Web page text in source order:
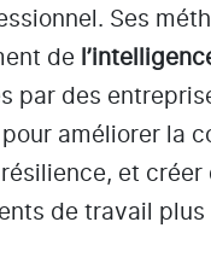
Ses
de
par des
améliorer la
et créer
de travail plus